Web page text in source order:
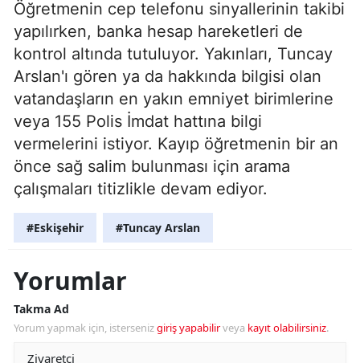
Öğretmenin cep telefonu sinyallerinin takibi
yapılırken, banka hesap hareketleri de
kontrol altında tutuluyor. Yakınları, Tuncay
Arslan'ı gören ya da hakkında bilgisi olan
vatandaşların en yakın emniyet birimlerine
veya 155 Polis İmdat hattına bilgi
vermelerini istiyor. Kayıp öğretmenin bir an
önce sağ salim bulunması için arama
çalışmaları titizlikle devam ediyor.
#Eskişehir #Tuncay Arslan
Yorumlar
Takma Ad
Yorum yapmak için, istersenizgiriş yapabilirveya kayıt olabilirsiniz.